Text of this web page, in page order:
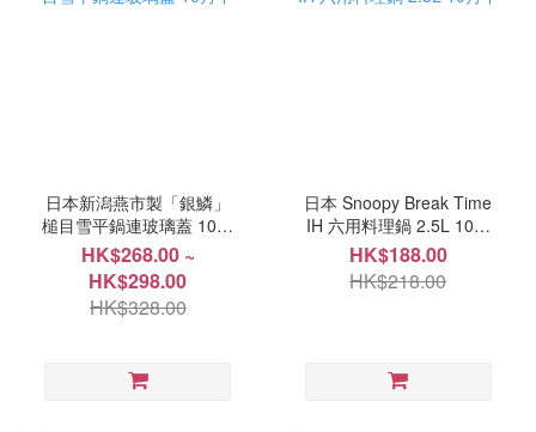
日本新潟燕市製「銀鱗」
槌目雪平鍋連玻璃蓋 10月
中
HK$268.00 ~
HK$298.00
HK$328.00
日本 Snoopy Break Time
IH 六用料理鍋 2.5L 10月
中
HK$188.00
HK$218.00